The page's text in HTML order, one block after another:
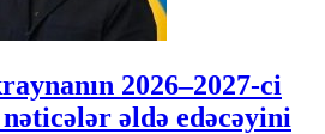
2026–2027-ci
əldə edəcəyini